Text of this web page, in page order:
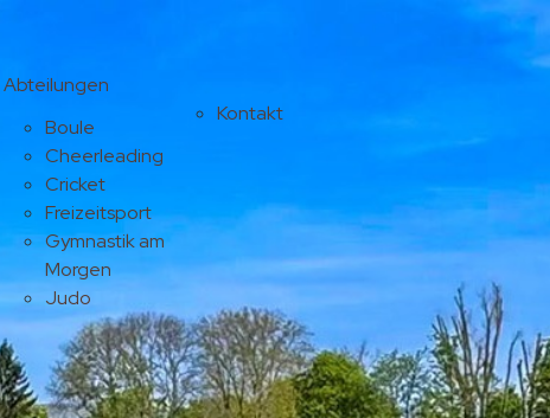
Abteilungen
Boule
Cheerleading
Cricket
Freizeitsport
Gymnastik am
Morgen
Judo
Kontakt